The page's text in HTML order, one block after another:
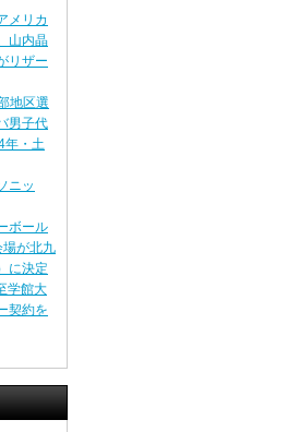
メリカ
山内晶
リザー
地区選
男子代
年・土
ニッ
ボール
が北九
に決定
学館大
契約を